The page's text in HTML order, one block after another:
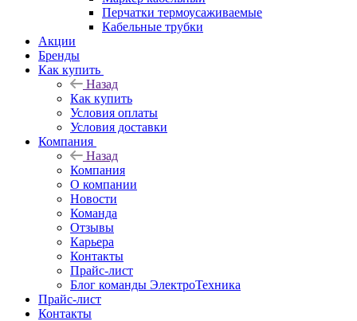
Перчатки термоусаживаемые
Кабельные трубки
Акции
Бренды
Как купить
Назад
Как купить
Условия оплаты
Условия доставки
Компания
Назад
Компания
О компании
Новости
Команда
Отзывы
Карьера
Контакты
Прайс-лист
Блог команды ЭлектроТехника
Прайс-лист
Контакты